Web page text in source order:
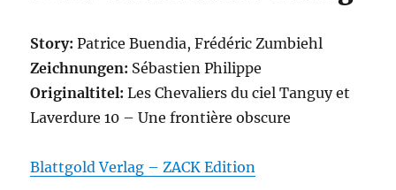
Story:Patrice Buendia, Frédéric Zumbiehl
Zeichnungen: Sébastien Philippe
Originaltitel:Les Chevaliers du ciel Tanguy et
Laverdure 10 – Une frontière obscure
Blattgold Verlag – ZACK Edition